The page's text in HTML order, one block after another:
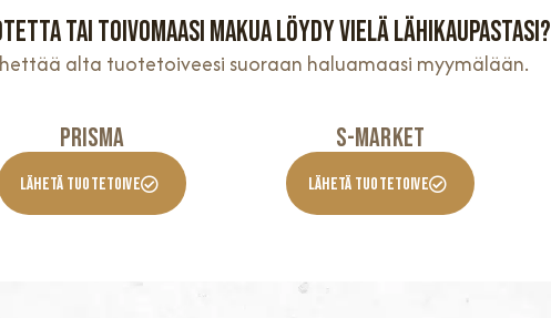
tai toivomaasi makua löydy vielä lähikaupastasi?
alta tuotetoiveesi suoraan haluamaasi myymälään.
Prisma
Lähetä Tuotetoive
S-Market
Lähetä Tuotetoive